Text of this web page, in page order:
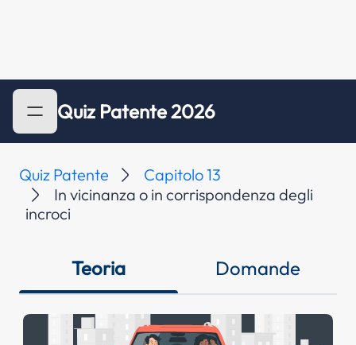
Quiz Patente 2026
Quiz Patente
Capitolo 13
In vicinanza o in corrispondenza degli
incroci
Teoria Domande